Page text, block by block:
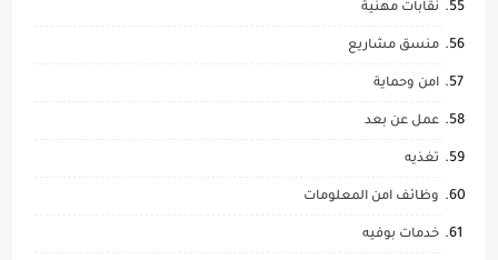
نقابات مهنية
منسق مشاريع
امن وحماية
عمل عن بعد
تغذيه
وظائف امن المعلومات
خدمات بوفيه